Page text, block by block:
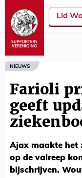
Lid
NIEUWS
Farioli
geeft
Ajax maakte het
op de valreep
bijschrijven.